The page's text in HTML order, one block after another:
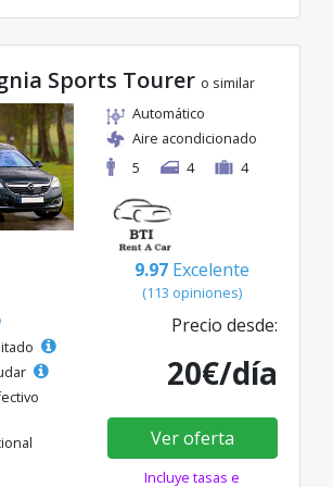
Sports Tourer o similar
Automático
Aire acondicionado
5
4 4
9.97 Excelente
(113 opiniones)
Precio desde:
20€/día
Ver oferta
Incluye tasas e